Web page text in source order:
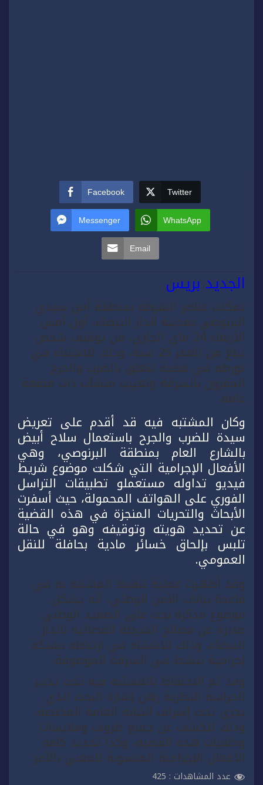
Facebook Twitter
Messenger WhatsApp
Email
الجديد بريس
تمكنت عناصر الشرطة بمنطقة أمن سيدي
البرنوصي بمدينة الدار البيضاء، أول أمس
الأربعاء 24 ماي الجاري، من توقيف شخص
يبلغ من العمر 25 سنة، وذلك للاشتباه في
تورطه في قضية تتعلق بالضرب والجرح
المقرون بالسرقة وتعييب منشآت ذات منفعة
عامة.
وكان المشتبه فيه قد أقدم على تعريض
سيدة للضرب والجرح باستعمال سلاح أبيض
بالشارع العام بمنطقة البرنوصي، وهي
الأفعال الإجرامية التي شكلت موضوع شريط
فيديو تداوله مستعملو تطبيقات التراسل
الفوري على الهواتف المحمولة، حيث أسفرت
الأبحاث والتحريات المنجزة في هذه القضية
عن تحديد هويته وتوقيفه وهو في حالة
تلبس بإلحاق خسائر مادية بحافلة للنقل
العمومي.
وقد أظهرت عملية تنقيط المشتبه به في
قاعدة بيانات الأمن الوطني، أنه يشكل
موضوع مذكرة بحث على الصعيد الوطني
صادرة عن مصالح الشرطة القضائية بالدار
البيضاء، وذلك للاشتباه في ارتباطه بشبكة
إجرامية تنشط في السرقة الموصوفة.
وقد تم الاحتفاظ بالمشتبه فيه تحت تدبير
الحراسة النظرية رهن إشارة البحث الذي
يجري تحت إشراف النيابة العامة المختصة،
وذلك للكشف عن جميع ظروف وملابسات
وخلفيات هذه القضية، وكذا تحديد كافة
الأفعال الإجرامية المنسوبة للمعني بالأمر.
عدد المشاهدات : 425